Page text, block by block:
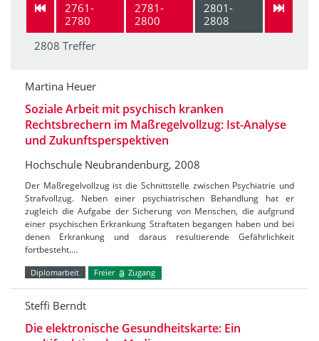
2761-
2780
2781-
2800
2801-
2808
2808 Treffer
Martina Heuer
Soziale Arbeit mit psychisch kranken
Rechtsbrechern im Maßregelvollzug: Ist-Analyse
und Zukunftsperspektiven
Hochschule Neubrandenburg, 2008
Der Maßregelvollzug ist die Schnittstelle zwischen Psychiatrie und
Strafvollzug. Neben einer psychiatrischen Behandlung hat er
zugleich die Aufgabe der Sicherung von Menschen, die aufgrund
einer psychischen Erkrankung Straftaten begangen haben und bei
denen Erkrankung und daraus resultierende Gefährlichkeit
fortbesteht.…
Diplomarbeit Freier Zugang
Steffi Berndt
Die elektronische Gesundheitskarte: Ein